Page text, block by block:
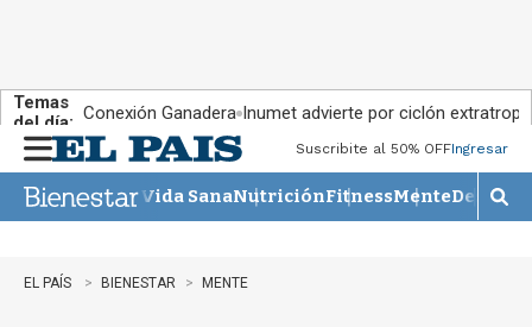
Temas
del día: Conexión Ganadera Inumet advierte por ciclón
n
u
Suscribite al 50% OFFIngresar
Vida SanaNutriciónFitnessMente
M
o
EL PAÍS BIENESTAR MENTE